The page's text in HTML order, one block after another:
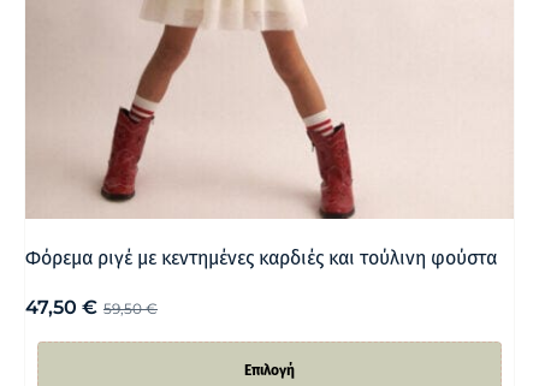
Φόρεμα ριγέ με κεντημένες καρδιές και τούλινη φούστα
59,50€
47,50 €
Επιλογή